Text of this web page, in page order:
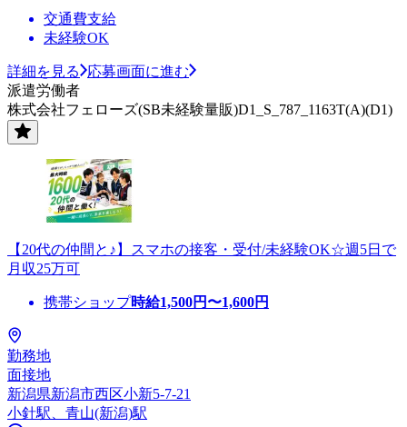
交通費支給
未経験OK
詳細を見る
応募画面に進む
派遣労働者
株式会社フェローズ(SB未経験量販)D1_S_787_1163T(A)(D1)
【20代の仲間と♪】スマホの接客・受付/未経験OK☆週5日で
月収25万可
携帯ショップ時給1,500円〜1,600円
勤務地
面接地
新潟県新潟市西区小新5-7-21
小針駅、青山(新潟)駅